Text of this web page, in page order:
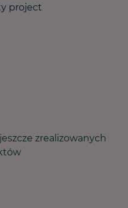
zrealizowanych